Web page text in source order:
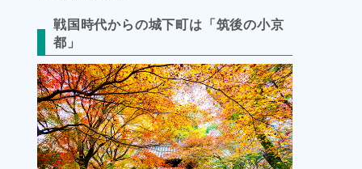
戦国時代からの城下町は「筑後の小京
都」